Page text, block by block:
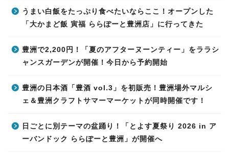
うまい白飯をたっぷり食べたいならここ！オープンした
「大かまど飯 寅福 ららぽーと豊洲店」に行ってきた
豊洲で2,200円！「夏のアフターヌーンティー」をララシ
ャンスガーデンが開催！今日から予約開始
豊洲の日本酒「豊酒 vol.3」を初販売！豊洲場外マルシ
ェ＆豊洲クラフトサマーマーケットが同時開催です！
日ごとに別テーマの盆踊り！「とよす夏祭り 2026 in ア
ーバンドック ららぽーと豊洲」が開催へ